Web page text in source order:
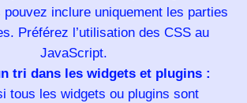
inclure uniquement les parties
Préférez l’utilisation des CSS au
JavaScript.
tri dans les widgets et plugins :
tous les widgets ou plugins sont